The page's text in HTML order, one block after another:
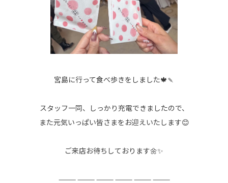
宮島に行って食べ歩きをしました🍁🍡
スタッフ一同、しっかり充電できましたので、
また元気いっぱい皆さまをお迎えいたします😊
ご来店お待ちしております🌼✨
⸻ ⸻ ⸻ ⸻ ⸻ ⸻